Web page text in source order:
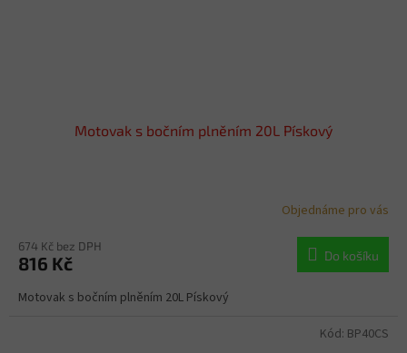
Motovak s bočním plněním 20L Pískový
Objednáme pro vás
674 Kč bez DPH
816 Kč Do košíku
Motovak s bočním plněním 20L Pískový
Kód: BP40CS